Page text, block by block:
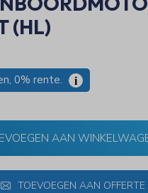
(HL)
0% rente. i
AAN
TOEVOEGEN AAN OFFERTE